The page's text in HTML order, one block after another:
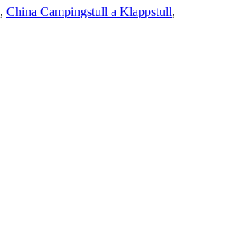
, China Campingstull a Klappstull,